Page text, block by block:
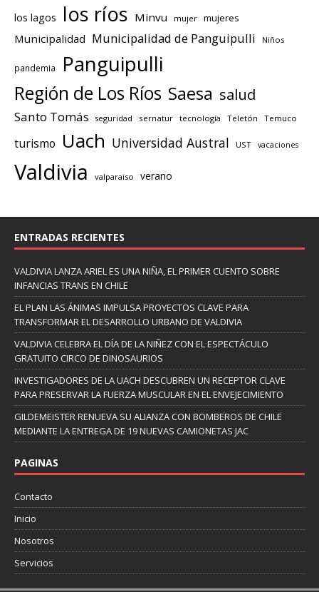
los lagos los ríos Minvu mujer mujeres
Municipalidad Municipalidad de Panguipulli Niños
pandemia Panguipulli
Región de Los Ríos Saesa salud
Santo Tomás seguridad sernatur tecnología Teletón Temuco
turismo Uach Universidad Austral UST vacaciones
Valdivia valparaiso verano
ENTRADAS RECIENTES
VALDIVIA LANZA ARIEL ES UNA NIÑA, EL PRIMER CUENTO SOBRE
INFANCIAS TRANS EN CHILE
EL PLAN LAS ÁNIMAS IMPULSA PROYECTOS CLAVE PARA
TRANSFORMAR EL DESARROLLO URBANO DE VALDIVIA
VALDIVIA CELEBRA EL DÍA DE LA NIÑEZ CON EL ESPECTÁCULO
GRATUITO CIRCO DE DINOSAURIOS
INVESTIGADORES DE LA UACH DESCUBREN UN RECEPTOR CLAVE
PARA PRESERVAR LA FUERZA MUSCULAR EN EL ENVEJECIMIENTO
GILDEMEISTER RENUEVA SU ALIANZA CON BOMBEROS DE CHILE
MEDIANTE LA ENTREGA DE 19 NUEVAS CAMIONETAS JAC
PAGINAS
Contacto
Inicio
Nosotros
Servicios